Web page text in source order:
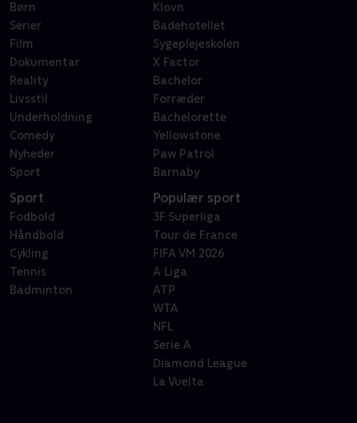
Børn
Serier
Film
Dokumentar
Reality
Livsstil
Underholdning
Comedy
Nyheder
Sport
Klovn
Badehotellet
Sygeplejeskolen
X Factor
Bachelor
Forræder
Bachelorette
Yellowstone
Paw Patrol
Barnaby
Sport
Fodbold
Håndbold
Cykling
Tennis
Badminton
Populær sport
3F Superliga
Tour de France
FIFA VM 2026
A Liga
ATP
WTA
NFL
Serie A
Diamond League
La Vuelta